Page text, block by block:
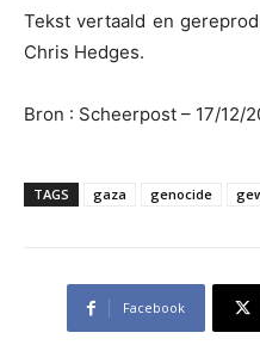
Tekst vertaald en
Chris Hedges.
Bron : Scheerpost – 17/12/
TAGS gaza genocide
Facebook